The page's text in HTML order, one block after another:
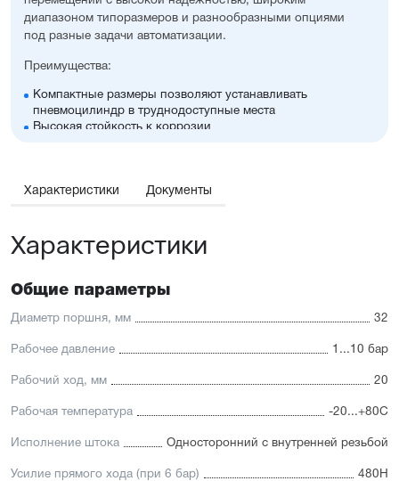
диапазоном типоразмеров и разнообразными опциями
под разные задачи автоматизации.
Преимущества:
Компактные размеры позволяют устанавливать
пневмоцилиндр в труднодоступные места
Высокая стойкость к коррозии
принадлежностей, включая антиприворотную
Отличительные черты:
демпфирования
Простая установка датчиков положения с любой из
Подходит для использования в пищевой
Простой монтаж в ограниченном пространстве
Характеристики Документы
Характеристики
Общие параметры
Диаметр поршня, мм 32
Рабочее давление 1...10 бар
Рабочий ход, мм 20
Рабочая температура -20...+80С
Исполнение штока Односторонний с внутренней резьбой
Усилие прямого хода (при 6 бар) 480Н